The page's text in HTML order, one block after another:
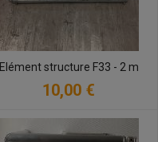
Elément structure F33 - 2 m
10,00 €